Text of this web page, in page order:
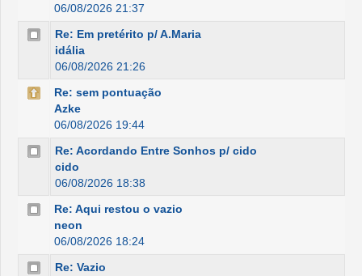
06/08/2026 21:37
Re: Em pretérito p/ A.Maria
idália
06/08/2026 21:26
Re: sem pontuação
Azke
06/08/2026 19:44
Re: Acordando Entre Sonhos p/ cido
cido
06/08/2026 18:38
Re: Aqui restou o vazio
neon
06/08/2026 18:24
Re: Vazio